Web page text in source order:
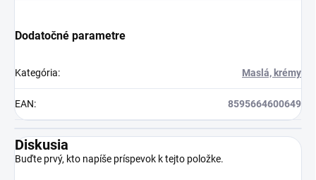
Dodatočné parametre
Kategória: Maslá, krémy
EAN: 8595664600649
Diskusia
Buďte prvý, kto napíše príspevok k tejto položke.